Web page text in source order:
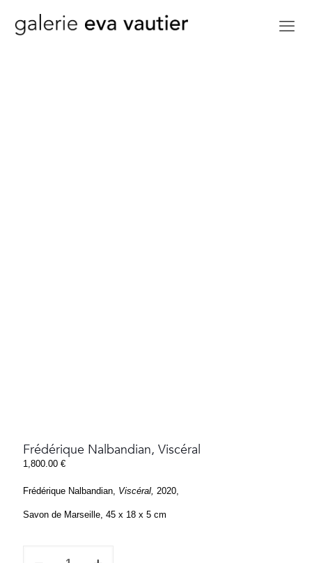
Frédérique Nalbandian, Viscéral
1,800.00 €
Frédérique Nalbandian, Viscéral, 2020,
Savon de Marseille, 45 x 18 x 5 cm